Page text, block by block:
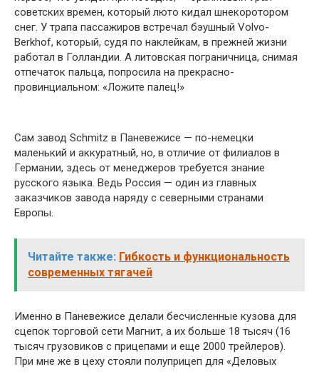
советских времен, который люто кидал шнекоротором
снег. У трапа пассажиров встречал бэушный Volvo-
Berkhof, который, судя по наклейкам, в прежней жизни
работал в Голландии. А литовская пограничница, снимая
отпечаток пальца, попросила на прекрасно-
провинциальном: «Ложите палец!»
Сам завод Schmitz в Паневежисе — ­по-немецки
маленький и аккуратный, но, в отличие от филиалов в
Германии, здесь от менеджеров требуется знание
русского языка. Ведь Россия — один из главных
заказчиков завода наряду с северными странами
Европы.
Читайте также: Гибкость и функциональность
современных тягачей
Именно в Паневежисе делали бесчисленные кузова для
сцепок торговой сети Магнит, а их больше 18 тысяч (16
тысяч грузовиков с прицепами и еще 2000 трейлеров).
При мне же в цеху стояли полуприцеп для «Деловых